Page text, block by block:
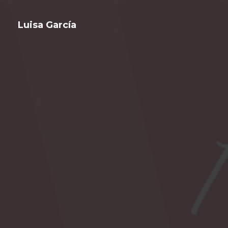
Luisa García